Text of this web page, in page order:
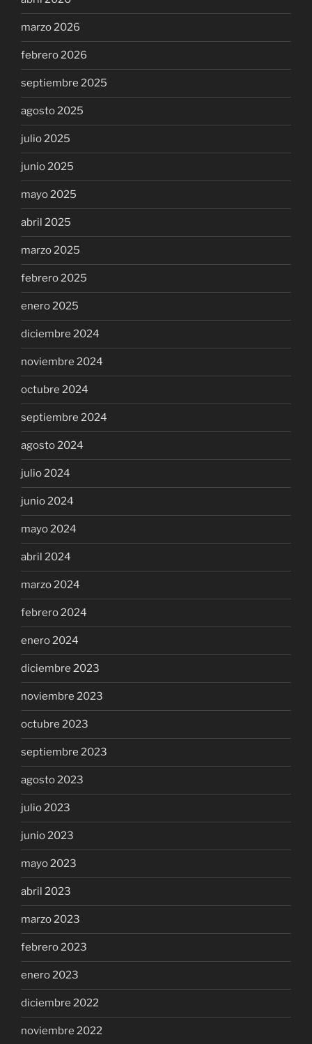
marzo 2026
febrero 2026
septiembre 2025
agosto 2025
julio 2025
junio 2025
mayo 2025
abril 2025
marzo 2025
febrero 2025
enero 2025
diciembre 2024
noviembre 2024
octubre 2024
septiembre 2024
agosto 2024
julio 2024
junio 2024
mayo 2024
abril 2024
marzo 2024
febrero 2024
enero 2024
diciembre 2023
noviembre 2023
octubre 2023
septiembre 2023
agosto 2023
julio 2023
junio 2023
mayo 2023
abril 2023
marzo 2023
febrero 2023
enero 2023
diciembre 2022
noviembre 2022